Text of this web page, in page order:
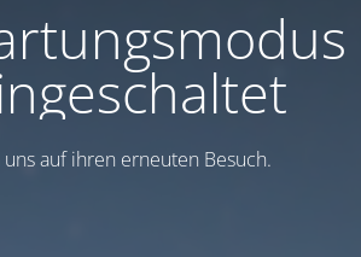
auf ihren erneuten Besuch.